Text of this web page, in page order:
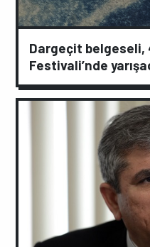
Dargeçit belgeseli,
Festivali’nde